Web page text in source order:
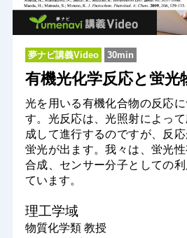
夢ナビ講義Video 30min
有機光化学反応と蛍光
光を用いる有機化合物の反応
す。光反応は、光照射によっ
成して進行するのですが、反応
蛍光が出ます。我々は、蛍光
合成、センサー分子としての
ています。
理工学域
物質化学類 教授